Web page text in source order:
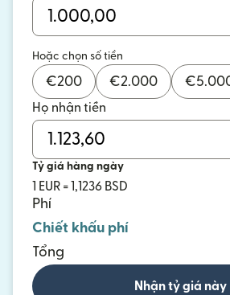
Hoặc chọn số tiền
€200 €2.000 €
Họ nhận tiền
Tỷ giá hàng ngày
1 EUR = 1,1236 BSD
Phí
Chiết khấu phí
Tổng
Nhận tỷ giá này